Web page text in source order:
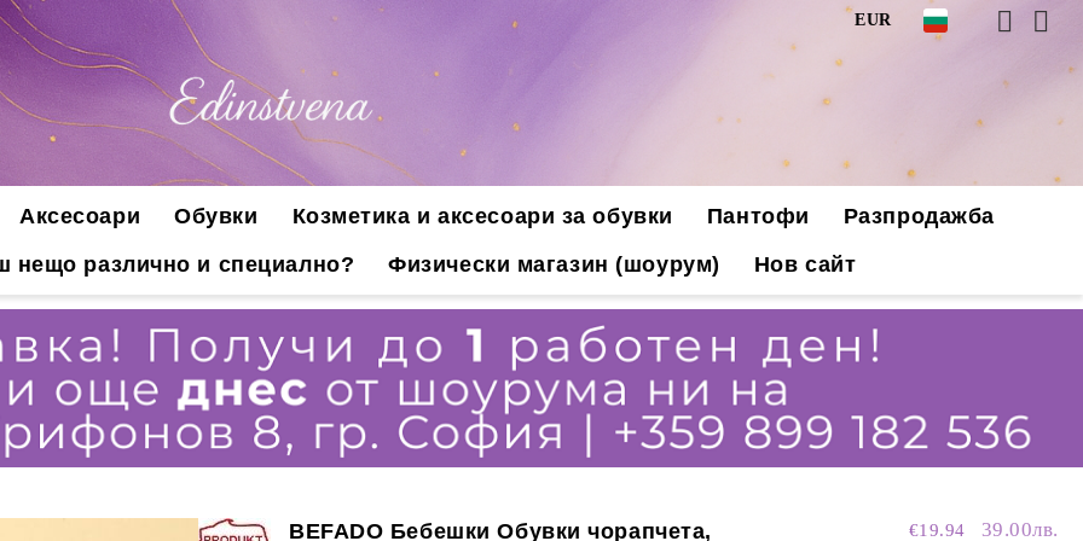
EUR
Аксесоари Обувки Козметика и аксесоари за обувки Пантофи
Разпродажба
нещо различно и специално?
Физически магазин (шоурум) Нов сайт
BEFADO Бебешки Обувки чорапчета,
€19.94 39.00лв.